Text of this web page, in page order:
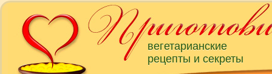
вегетарианские
рецепты и секреты